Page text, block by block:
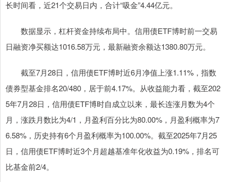
长时间看，近21个交易日内，合计“吸金”4.44亿元。
数据显示，杠杆资金持续布局中。信用债ETF博时前一交易
日融资净买额达1016.58万元，最新融资余额达1380.80万元。
截至7月28日，信用债ETF博时近6月净值上涨1.11%，指数
债券型基金排名20/480，居于前4.17%。从收益能力看，截至202
5年7月28日，信用债ETF博时自成立以来，最长连涨月数为4个
月，涨跌月数比为4/1，月盈利百分比为80.00%，月盈利概率为7
6.58%，历史持有6个月盈利概率为100.00%。截至2025年7月25
日，信用债ETF博时近3个月超越基准年化收益为0.19%，排名可
比基金前2/4。